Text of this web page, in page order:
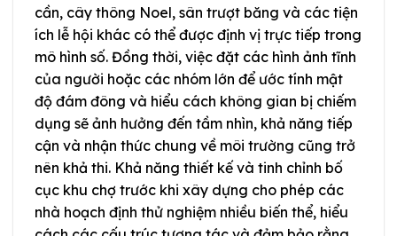
cần, cây thông Noel, sân trượt băng và các tiện
ích lễ hội khác có thể được định vị trực tiếp trong
mô hình số. Đồng thời, việc đặt các hình ảnh tĩnh
của người hoặc các nhóm lớn để ước tính mật
độ đám đông và hiểu cách không gian bị chiếm
dụng sẽ ảnh hưởng đến tầm nhìn, khả năng tiếp
cận và nhận thức chung về môi trường cũng trở
nên khả thi. Khả năng thiết kế và tinh chỉnh bố
cục khu chợ trước khi xây dựng cho phép các
nhà hoạch định thử nghiệm nhiều biến thể, hiểu